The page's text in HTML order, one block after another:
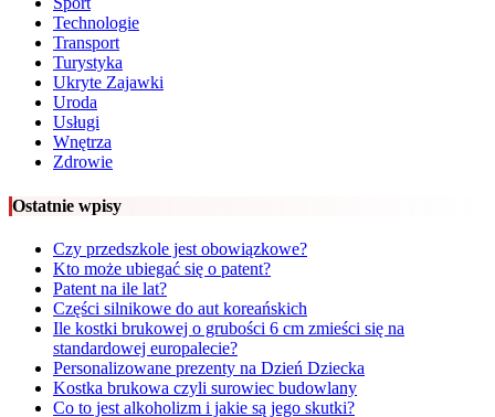
Technologie
Transport
Turystyka
Ukryte Zajawki
Uroda
Usługi
Wnętrza
Zdrowie
Ostatnie wpisy
Czy przedszkole jest obowiązkowe?
Kto może ubiegać się o patent?
Patent na ile lat?
Części silnikowe do aut koreańskich
Ile kostki brukowej o grubości 6 cm zmieści się na
standardowej europalecie?
Personalizowane prezenty na Dzień Dziecka
Kostka brukowa czyli surowiec budowlany
Co to jest alkoholizm i jakie są jego skutki?